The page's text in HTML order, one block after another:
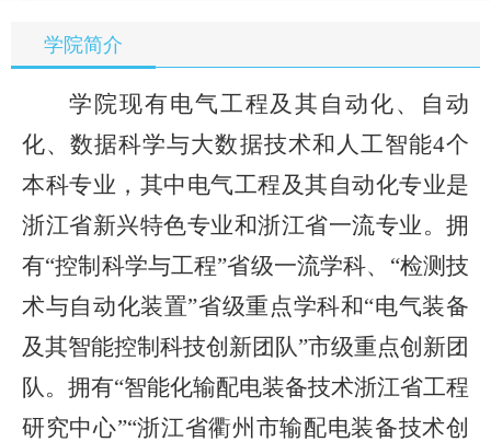
学院简介
学院现有电气工程及其自动化、自动
化、数据科学与大数据技术和人工智能4个
本科专业，其中电气工程及其自动化专业是
浙江省新兴特色专业和浙江省一流专业。拥
有“控制科学与工程”省级一流学科、“检测技
术与自动化装置”省级重点学科和“电气装备
及其智能控制科技创新团队”市级重点创新团
队。拥有“智能化输配电装备技术浙江省工程
研究中心”“浙江省衢州市输配电装备技术创